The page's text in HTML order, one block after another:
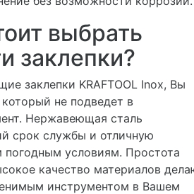
выбрать
заклепки?
заклепки KRAFTOOL Inox, Вы
не подведет в
Нержавеющая сталь
срок службы и отличную
условиям. Простота
качество материалов
инструментом в Вашем